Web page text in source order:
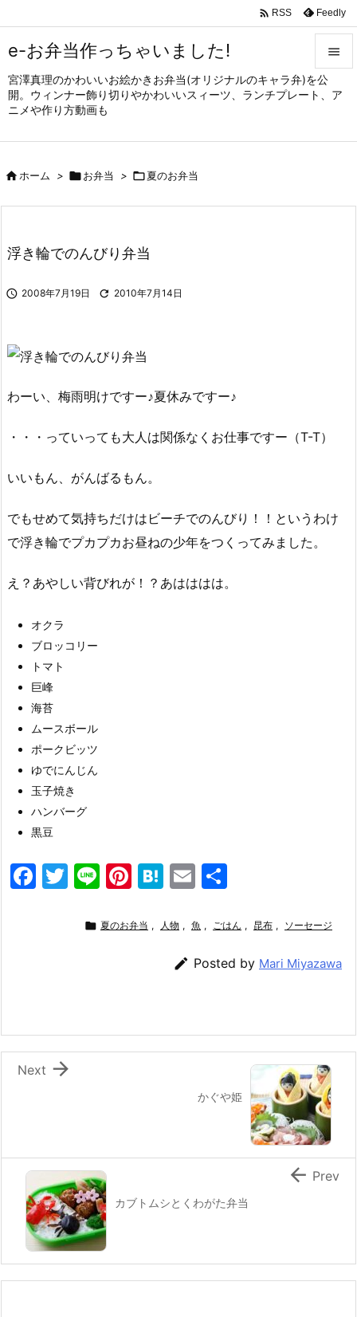
e-お弁当作っちゃいました!
宮澤真理のかわいいお絵かきお弁当(オリジナルのキャラ弁)を公
開。ウィンナー飾り切りやかわいいスィーツ、ランチプレート、ア
ニメや作り方動画も


メニュ
サイド

 RSS Feedly
ホーム > お弁当 > 夏のお弁当
浮き輪でのんびり弁当
 2008年7月19日  2010年7月14日
わーい、梅雨明けですー♪夏休みですー♪
・・・っていっても大人は関係なくお仕事ですー（T-T）
いいもん、がんばるもん。
でもせめて気持ちだけはビーチでのんびり！！というわけ
で浮き輪でプカプカお昼ねの少年をつくってみました。
え？あやしい背びれが！？あはははは。
オクラ
ブロッコリー
トマト
巨峰
海苔
ムースボール
ポークビッツ
ゆでにんじん
玉子焼き
ハンバーグ
黒豆
F
o
k
T
itt
Li
e
Pi
er
H
e
a
E
ai
l
 夏のお弁当 , 人物 , 魚 , ごはん , 昆布 , ソーセージ
 Posted by Mari Miyazawa
かぐや姫

Next
カブトムシとくわがた弁当
 Prev